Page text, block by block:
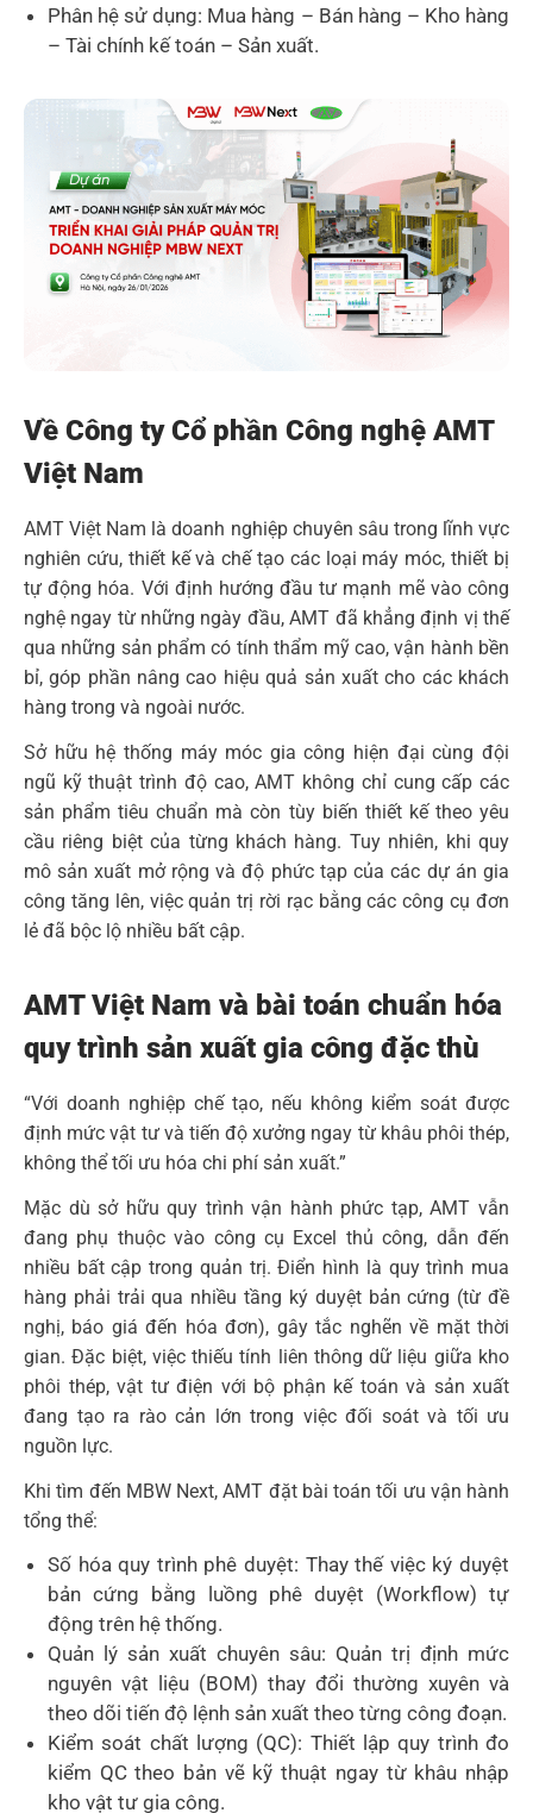
Phân hệ sử dụng: Mua hàng – Bán hàng – Kho hàng
– Tài chính kế toán – Sản xuất.
Về Công ty Cổ phần Công nghệ AMT
Việt Nam
AMT Việt Nam là doanh nghiệp chuyên sâu trong lĩnh vực
nghiên cứu, thiết kế và chế tạo các loại máy móc, thiết bị
tự động hóa. Với định hướng đầu tư mạnh mẽ vào công
nghệ ngay từ những ngày đầu, AMT đã khẳng định vị thế
qua những sản phẩm có tính thẩm mỹ cao, vận hành bền
bỉ, góp phần nâng cao hiệu quả sản xuất cho các khách
hàng trong và ngoài nước.
Sở hữu hệ thống máy móc gia công hiện đại cùng đội
ngũ kỹ thuật trình độ cao, AMT không chỉ cung cấp các
sản phẩm tiêu chuẩn mà còn tùy biến thiết kế theo yêu
cầu riêng biệt của từng khách hàng. Tuy nhiên, khi quy
mô sản xuất mở rộng và độ phức tạp của các dự án gia
công tăng lên, việc quản trị rời rạc bằng các công cụ đơn
lẻ đã bộc lộ nhiều bất cập.
AMT Việt Nam và bài toán chuẩn hóa
quy trình sản xuất gia công đặc thù
“Với doanh nghiệp chế tạo, nếu không kiểm soát được
định mức vật tư và tiến độ xưởng ngay từ khâu phôi thép,
không thể tối ưu hóa chi phí sản xuất.”
Mặc dù sở hữu quy trình vận hành phức tạp, AMT vẫn
đang phụ thuộc vào công cụ Excel thủ công, dẫn đến
nhiều bất cập trong quản trị. Điển hình là quy trình mua
hàng phải trải qua nhiều tầng ký duyệt bản cứng (từ đề
nghị, báo giá đến hóa đơn), gây tắc nghẽn về mặt thời
gian. Đặc biệt, việc thiếu tính liên thông dữ liệu giữa kho
phôi thép, vật tư điện với bộ phận kế toán và sản xuất
đang tạo ra rào cản lớn trong việc đối soát và tối ưu
nguồn lực.
Khi tìm đến MBW Next, AMT đặt bài toán tối ưu vận hành
tổng thể:
Số hóa quy trình phê duyệt: Thay thế việc ký duyệt
bản cứng bằng luồng phê duyệt (Workflow) tự
động trên hệ thống.
Quản lý sản xuất chuyên sâu: Quản trị định mức
nguyên vật liệu (BOM) thay đổi thường xuyên và
theo dõi tiến độ lệnh sản xuất theo từng công đoạn.
Kiểm soát chất lượng (QC): Thiết lập quy trình đo
kiểm QC theo bản vẽ kỹ thuật ngay từ khâu nhập
kho vật tư gia công.